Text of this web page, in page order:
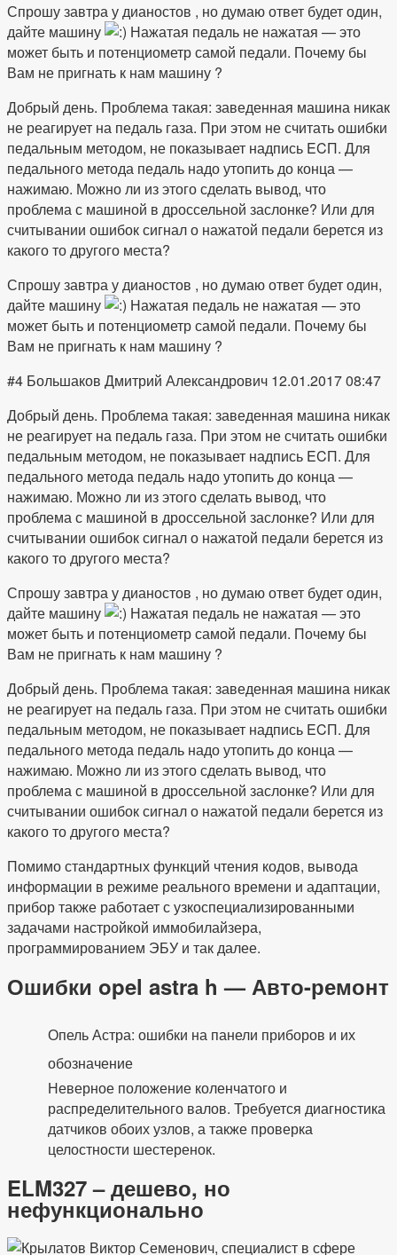
Спрошу завтра у дианостов , но думаю ответ будет один,
дайте машину
Нажатая педаль не нажатая — это
может быть и потенциометр самой педали. Почему бы
Вам не пригнать к нам машину ?
Добрый день. Проблема такая: заведенная машина никак
не реагирует на педаль газа. При этом не считать ошибки
педальным методом, не показывает надпись ECП. Для
педального метода педаль надо утопить до конца —
нажимаю. Можно ли из этого сделать вывод, что
проблема с машиной в дроссельной заслонке? Или для
считывании ошибок сигнал о нажатой педали берется из
какого то другого места?
Спрошу завтра у дианостов , но думаю ответ будет один,
дайте машину
Нажатая педаль не нажатая — это
может быть и потенциометр самой педали. Почему бы
Вам не пригнать к нам машину ?
#4 Большаков Дмитрий Александрович 12.01.2017 08:47
Добрый день. Проблема такая: заведенная машина никак
не реагирует на педаль газа. При этом не считать ошибки
педальным методом, не показывает надпись ECП. Для
педального метода педаль надо утопить до конца —
нажимаю. Можно ли из этого сделать вывод, что
проблема с машиной в дроссельной заслонке? Или для
считывании ошибок сигнал о нажатой педали берется из
какого то другого места?
Спрошу завтра у дианостов , но думаю ответ будет один,
дайте машину
Нажатая педаль не нажатая — это
может быть и потенциометр самой педали. Почему бы
Вам не пригнать к нам машину ?
Добрый день. Проблема такая: заведенная машина никак
не реагирует на педаль газа. При этом не считать ошибки
педальным методом, не показывает надпись ECП. Для
педального метода педаль надо утопить до конца —
нажимаю. Можно ли из этого сделать вывод, что
проблема с машиной в дроссельной заслонке? Или для
считывании ошибок сигнал о нажатой педали берется из
какого то другого места?
Помимо стандартных функций чтения кодов, вывода
информации в режиме реального времени и адаптации,
прибор также работает с узкоспециализированными
задачами настройкой иммобилайзера,
программированием ЭБУ и так далее.
Ошибки opel astra h — Авто-ремонт
Опель Астра: ошибки на панели приборов и их
обозначение
Неверное положение коленчатого и
распределительного валов. Требуется диагностика
датчиков обоих узлов, а также проверка
целостности шестеренок.
ELM327 – дешево, но
нефункционально